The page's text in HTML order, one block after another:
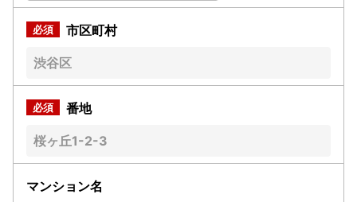
市区町村
番地
マンション名